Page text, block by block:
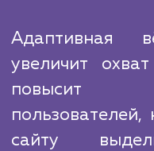
тенденциями в
регулярно
Мы понимаем,
огромна, и